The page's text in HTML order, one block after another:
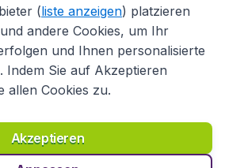
Haftungsausschluss
Cookies Copyright © 2026
(liste anzeigen) platzieren
andere Cookies, um Ihr
und Ihnen personalisierte
Indem Sie auf Akzeptieren
allen Cookies zu.
Akzeptieren